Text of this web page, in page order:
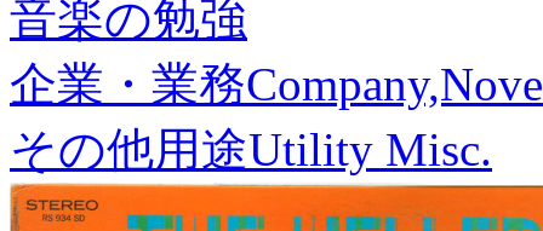
音楽の勉強
企業・業務
その他用途Utility Misc.